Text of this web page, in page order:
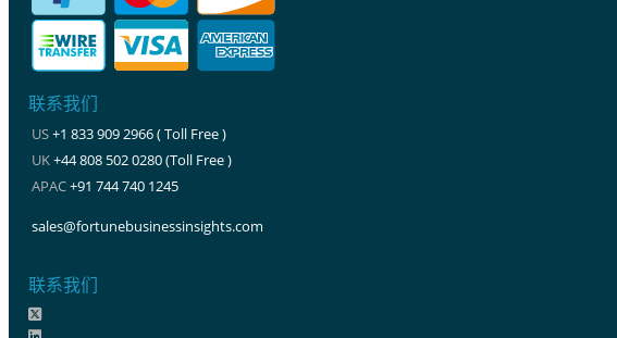
联系我们
US+1 833 909 2966 ( Toll Free )
UK+44 808 502 0280 (Toll Free )
APAC+91 744 740 1245
sales@fortunebusinessinsights.com
联系我们